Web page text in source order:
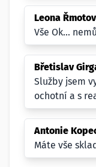
Leona
Vše Ok...
Břetislav
Služby jsem
ochotní a s
Antonie
Máte vše